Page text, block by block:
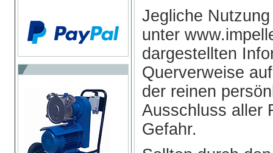
Jegliche
unter
dargestellten
Querverweise
der reinen
Ausschluss aller
Gefahr.